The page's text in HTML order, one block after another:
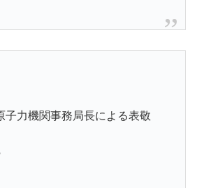
子力機関事務局長による表敬